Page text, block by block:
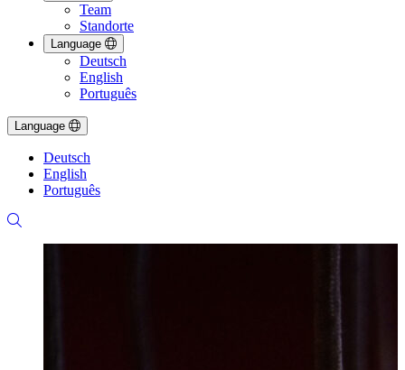
Team
Standorte
Language
Deutsch
English
Português
Language
Deutsch
English
Português